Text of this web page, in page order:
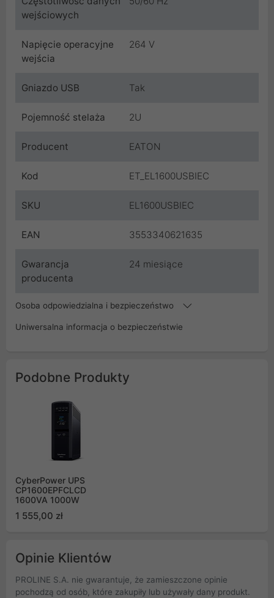
wejściowych
Napięcie operacyjne
wejścia
264 V
Gniazdo USB Tak
Pojemność stelaża 2U
Producent EATON
Kod ET_EL1600USBIEC
SKU EL1600USBIEC
EAN 3553340621635
Gwarancja
producenta
24 miesiące
Osoba odpowiedzialna i bezpieczeństwo
Uniwersalna informacja o bezpieczeństwie
Podobne Produkty
CyberPower UPS
CP1600EPFCLCD
1600VA 1000W
1 555,00 zł
Opinie Klientów
PROLINE S.A. nie gwarantuje, że zamieszczone opinie
pochodzą od osób, które zakupiły lub używały dany produkt.